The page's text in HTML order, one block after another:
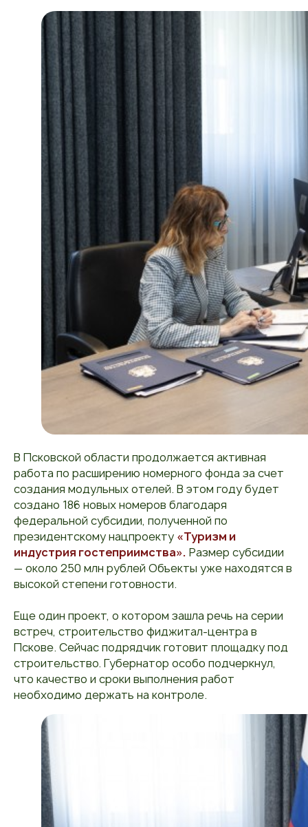
В Псковской области продолжается активная
работа по расширению номерного фонда за счет
создания модульных отелей. В этом году будет
создано 186 новых номеров благодаря
федеральной субсидии, полученной по
президентскому нацпроекту «Туризм и
индустрия гостеприимства». Размер субсидии
— около 250 млн рублей Объекты уже находятся в
высокой степени готовности.
Еще один проект, о котором зашла речь на серии
встреч, строительство фиджитал-центра в
Пскове. Сейчас подрядчик готовит площадку под
строительство. Губернатор особо подчеркнул,
что качество и сроки выполнения работ
необходимо держать на контроле.